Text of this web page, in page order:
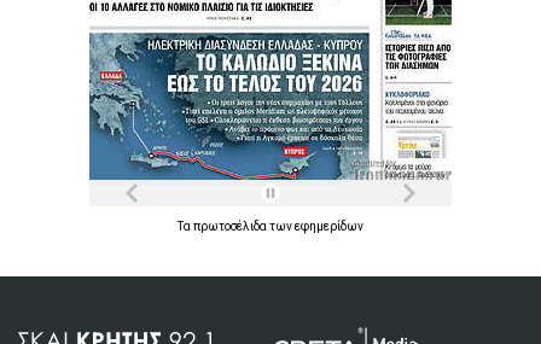
Τα πρωτοσέλιδα τωνεφημερίδων